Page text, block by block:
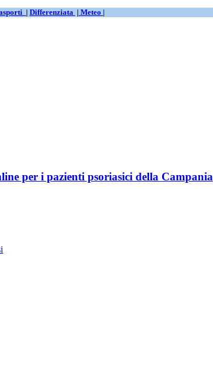
| Differenziata | Meteo |
per i pazienti psoriasici della Campania